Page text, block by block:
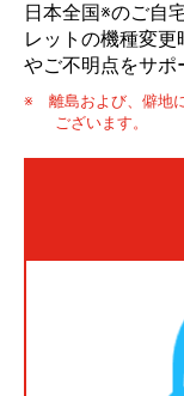
日本全国※のご自
レットの機種変
やご不明点をサポ
※ 離島および、僻地
ございます。